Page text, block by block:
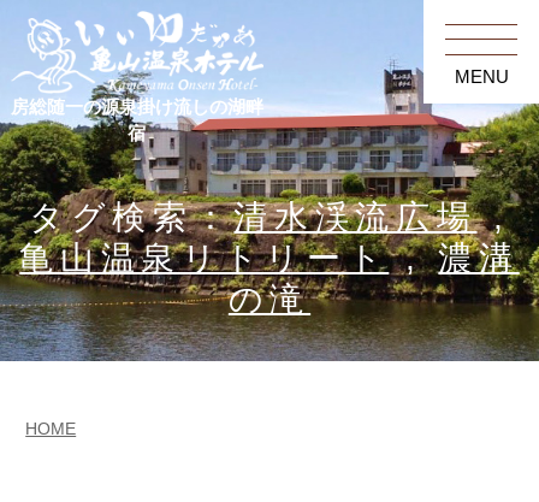
房総随一の源泉掛け流しの湖畔
宿
MENU
タグ検索：清水渓流広場,
亀山温泉リトリート,濃溝
の滝
HOME